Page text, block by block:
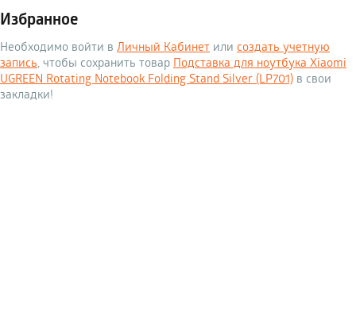
Избранное
Необходимо войти в Личный Кабинет или создать учетную
запись, чтобы сохранить товар Подставка для ноутбука Xiaomi
UGREEN Rotating Notebook Folding Stand Silver (LP701) в свои
закладки!